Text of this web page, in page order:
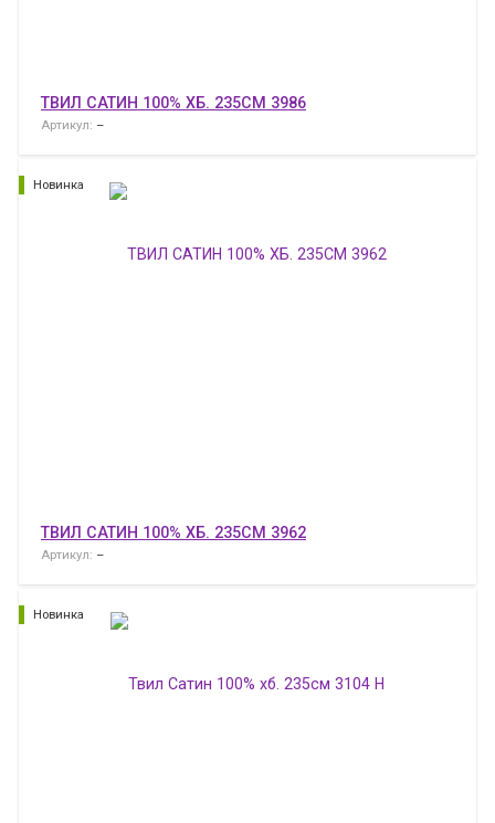
ТВИЛ САТИН 100% ХБ. 235СМ 3986
Артикул: –
Новинка
ТВИЛ САТИН 100% ХБ. 235СМ 3962
Артикул: –
Новинка